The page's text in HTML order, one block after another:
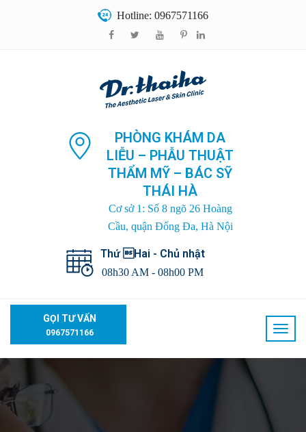
Hotline: 0967571166
PHÒNG KHÁM DA
LIỄU – PHẪU THUẬT
THẨM MỸ – BÁC SỸ
THÁI HÀ
Cơ sở 1: Số 8 ngõ 26 Hoàng
Cầu, quận Đống Đa, Hà Nội
Thứ Hai - Chủ nhật
08h30 AM - 08h00 PM
GỌI TƯ VẤN
0967571166